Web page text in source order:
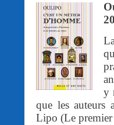
y
que les auteurs
Lipo (Le